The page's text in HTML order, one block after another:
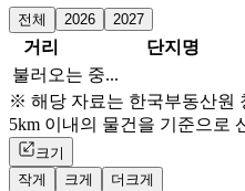
전체 2026 2027
거리 단지명
불러오는 중...
※ 해당 자료는 한국부동산원
5km 이내의 물건을 기준으로
크기
작게
크게
더크게